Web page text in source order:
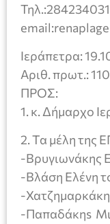
Ιεράπετρα:
Αριθ. πρωτ.:
ΠΡΟΣ:
1. κ. Δήμαρχο
2. Τα μέλη
-Βρυγιωνάκης
-Βλάση Ελένη
-
-Παπαδάκηs